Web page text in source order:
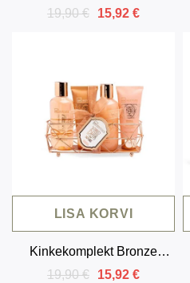
apelsini ja kaneeliga (4
19,90 € 15,92 €
LISA KORVI
Kinkekomplekt Bronze
apelsini ja kaneeliga korvis
19,90 € 15,92 €